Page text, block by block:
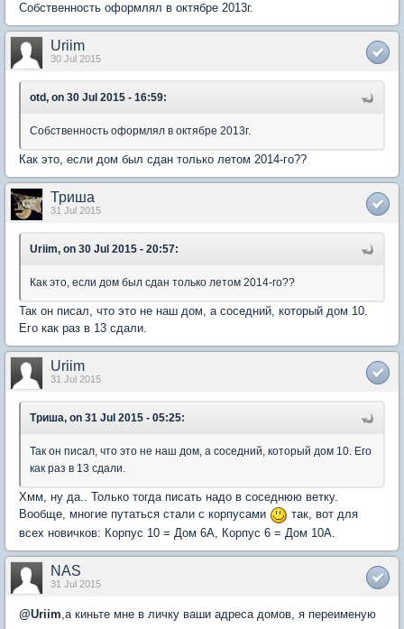
Собственность оформлял в октябре 2013г.
Uriim
30 Jul 2015
otd, on 30 Jul 2015 - 16:59:
Собственность оформлял в октябре 2013г.
Как это, если дом был сдан только летом 2014-го??
Триша
31 Jul 2015
Uriim, on 30 Jul 2015 - 20:57:
Как это, если дом был сдан только летом 2014-го??
Так он писал, что это не наш дом, а соседний, который дом 10.
Его как раз в 13 сдали.
Uriim
31 Jul 2015
Триша, on 31 Jul 2015 - 05:25:
Так он писал, что это не наш дом, а соседний, который дом 10. Его
как раз в 13 сдали.
Хмм, ну да.. Только тогда писать надо в соседнюю ветку.
Вообще, многие путаться стали с корпусами
так, вот для
всех новичков: Корпус 10 = Дом 6А, Корпус 6 = Дом 10А.
NAS
31 Jul 2015
@Uriim ,а киньте мне в личку ваши адреса домов, я переименую